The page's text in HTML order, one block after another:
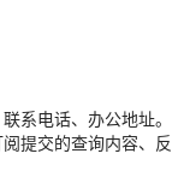
系电话、办公地址。
提交的查询内容、反